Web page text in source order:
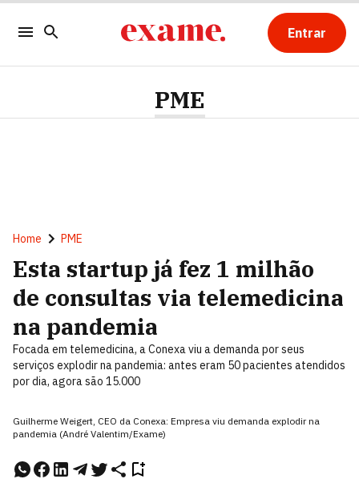
Entrar
PME
Home PME
Esta startup já fez 1 milhão
de consultas via telemedicina
na pandemia
Focada em telemedicina, a Conexa viu a demanda por seus
serviços explodir na pandemia: antes eram 50 pacientes atendidos
por dia, agora são 15.000
Guilherme Weigert, CEO da Conexa: Empresa viu demanda explodir na
pandemia (André Valentim/Exame)